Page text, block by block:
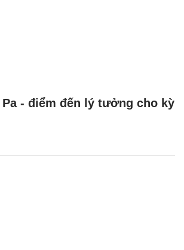
Pa - điểm đến lý tưởng cho kỳ